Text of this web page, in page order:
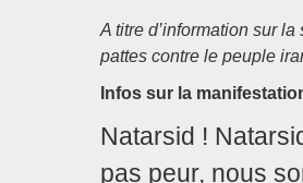
A titre d’information sur
pattes contre le peuple
Infos sur la
Natarsid !
pas peur, nous